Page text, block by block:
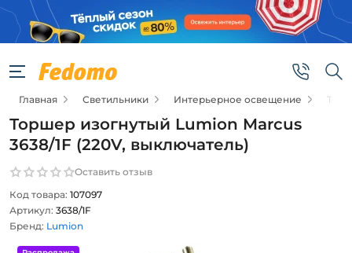
Главная Светильники Интерьерное освещение
Торшер изогнутый Lumion Marcus
3638/1F (220V, выключатель)
Оставить отзыв
Код товара: 107097
Артикул: 3638/1F
Бренд: Lumion